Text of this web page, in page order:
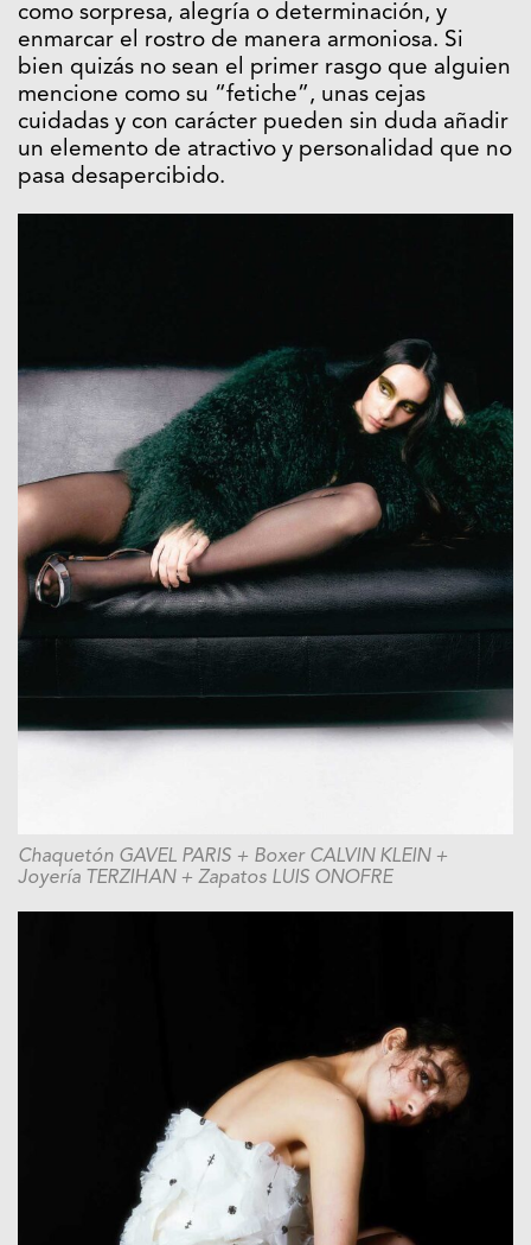
como sorpresa, alegría o determinación, y
enmarcar el rostro de manera armoniosa. Si
bien quizás no sean el primer rasgo que alguien
mencione como su “fetiche”, unas cejas
cuidadas y con carácter pueden sin duda añadir
un elemento de atractivo y personalidad que no
pasa desapercibido.
Chaquetón GAVEL PARIS + Boxer CALVIN KLEIN +
Joyería TERZIHAN + Zapatos LUIS ONOFRE